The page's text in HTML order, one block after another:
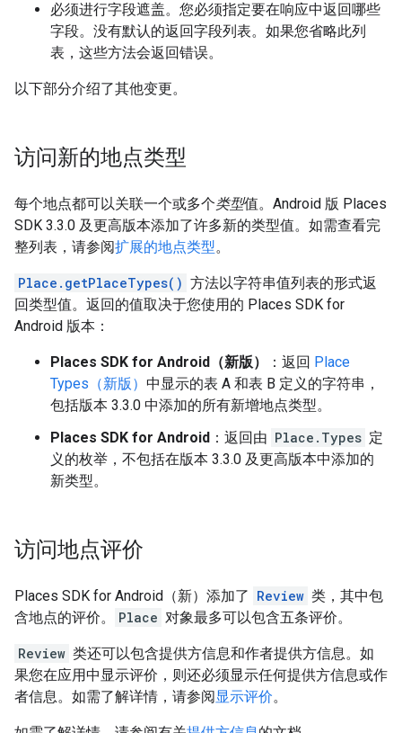
必须进行字段遮盖。您必须指定要在响应中返回哪些
字段。没有默认的返回字段列表。如果您省略此列
表，这些方法会返回错误。
以下部分介绍了其他变更。
访问新的地点类型
每个地点都可以关联一个或多个类型值。Android 版 Places
SDK 3.3.0 及更高版本添加了许多新的类型值。如需查看完
整列表，请参阅扩展的地点类型。
Place.getPlaceTypes() 方法以字符串值列表的形式返
回类型值。返回的值取决于您使用的 Places SDK for
Android 版本：
Places SDK for Android（新版） ：返回 Place
Types（新版） 中显示的表 A 和表 B 定义的字符串，
包括版本 3.3.0 中添加的所有新增地点类型。
Places SDK for Android ：返回由 Place.Types 定
义的枚举，不包括在版本 3.3.0 及更高版本中添加的
新类型。
访问地点评价
Places SDK for Android（新）添加了 Review 类，其中包
含地点的评价。
Place 对象最多可以包含五条评价。
Review 类还可以包含提供方信息和作者提供方信息。如
果您在应用中显示评价，则还必须显示任何提供方信息或作
者信息。如需了解详情，请参阅显示评价。